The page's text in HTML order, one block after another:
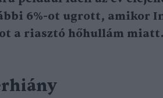
6%-ot ugrott, amikor
a riasztó hőhullám miatt.